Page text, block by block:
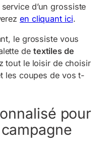
d’un grossiste
en cliquant ici.
le grossiste vous
de textiles de
tout le loisir de choisir
les coupes de vos t-
pour